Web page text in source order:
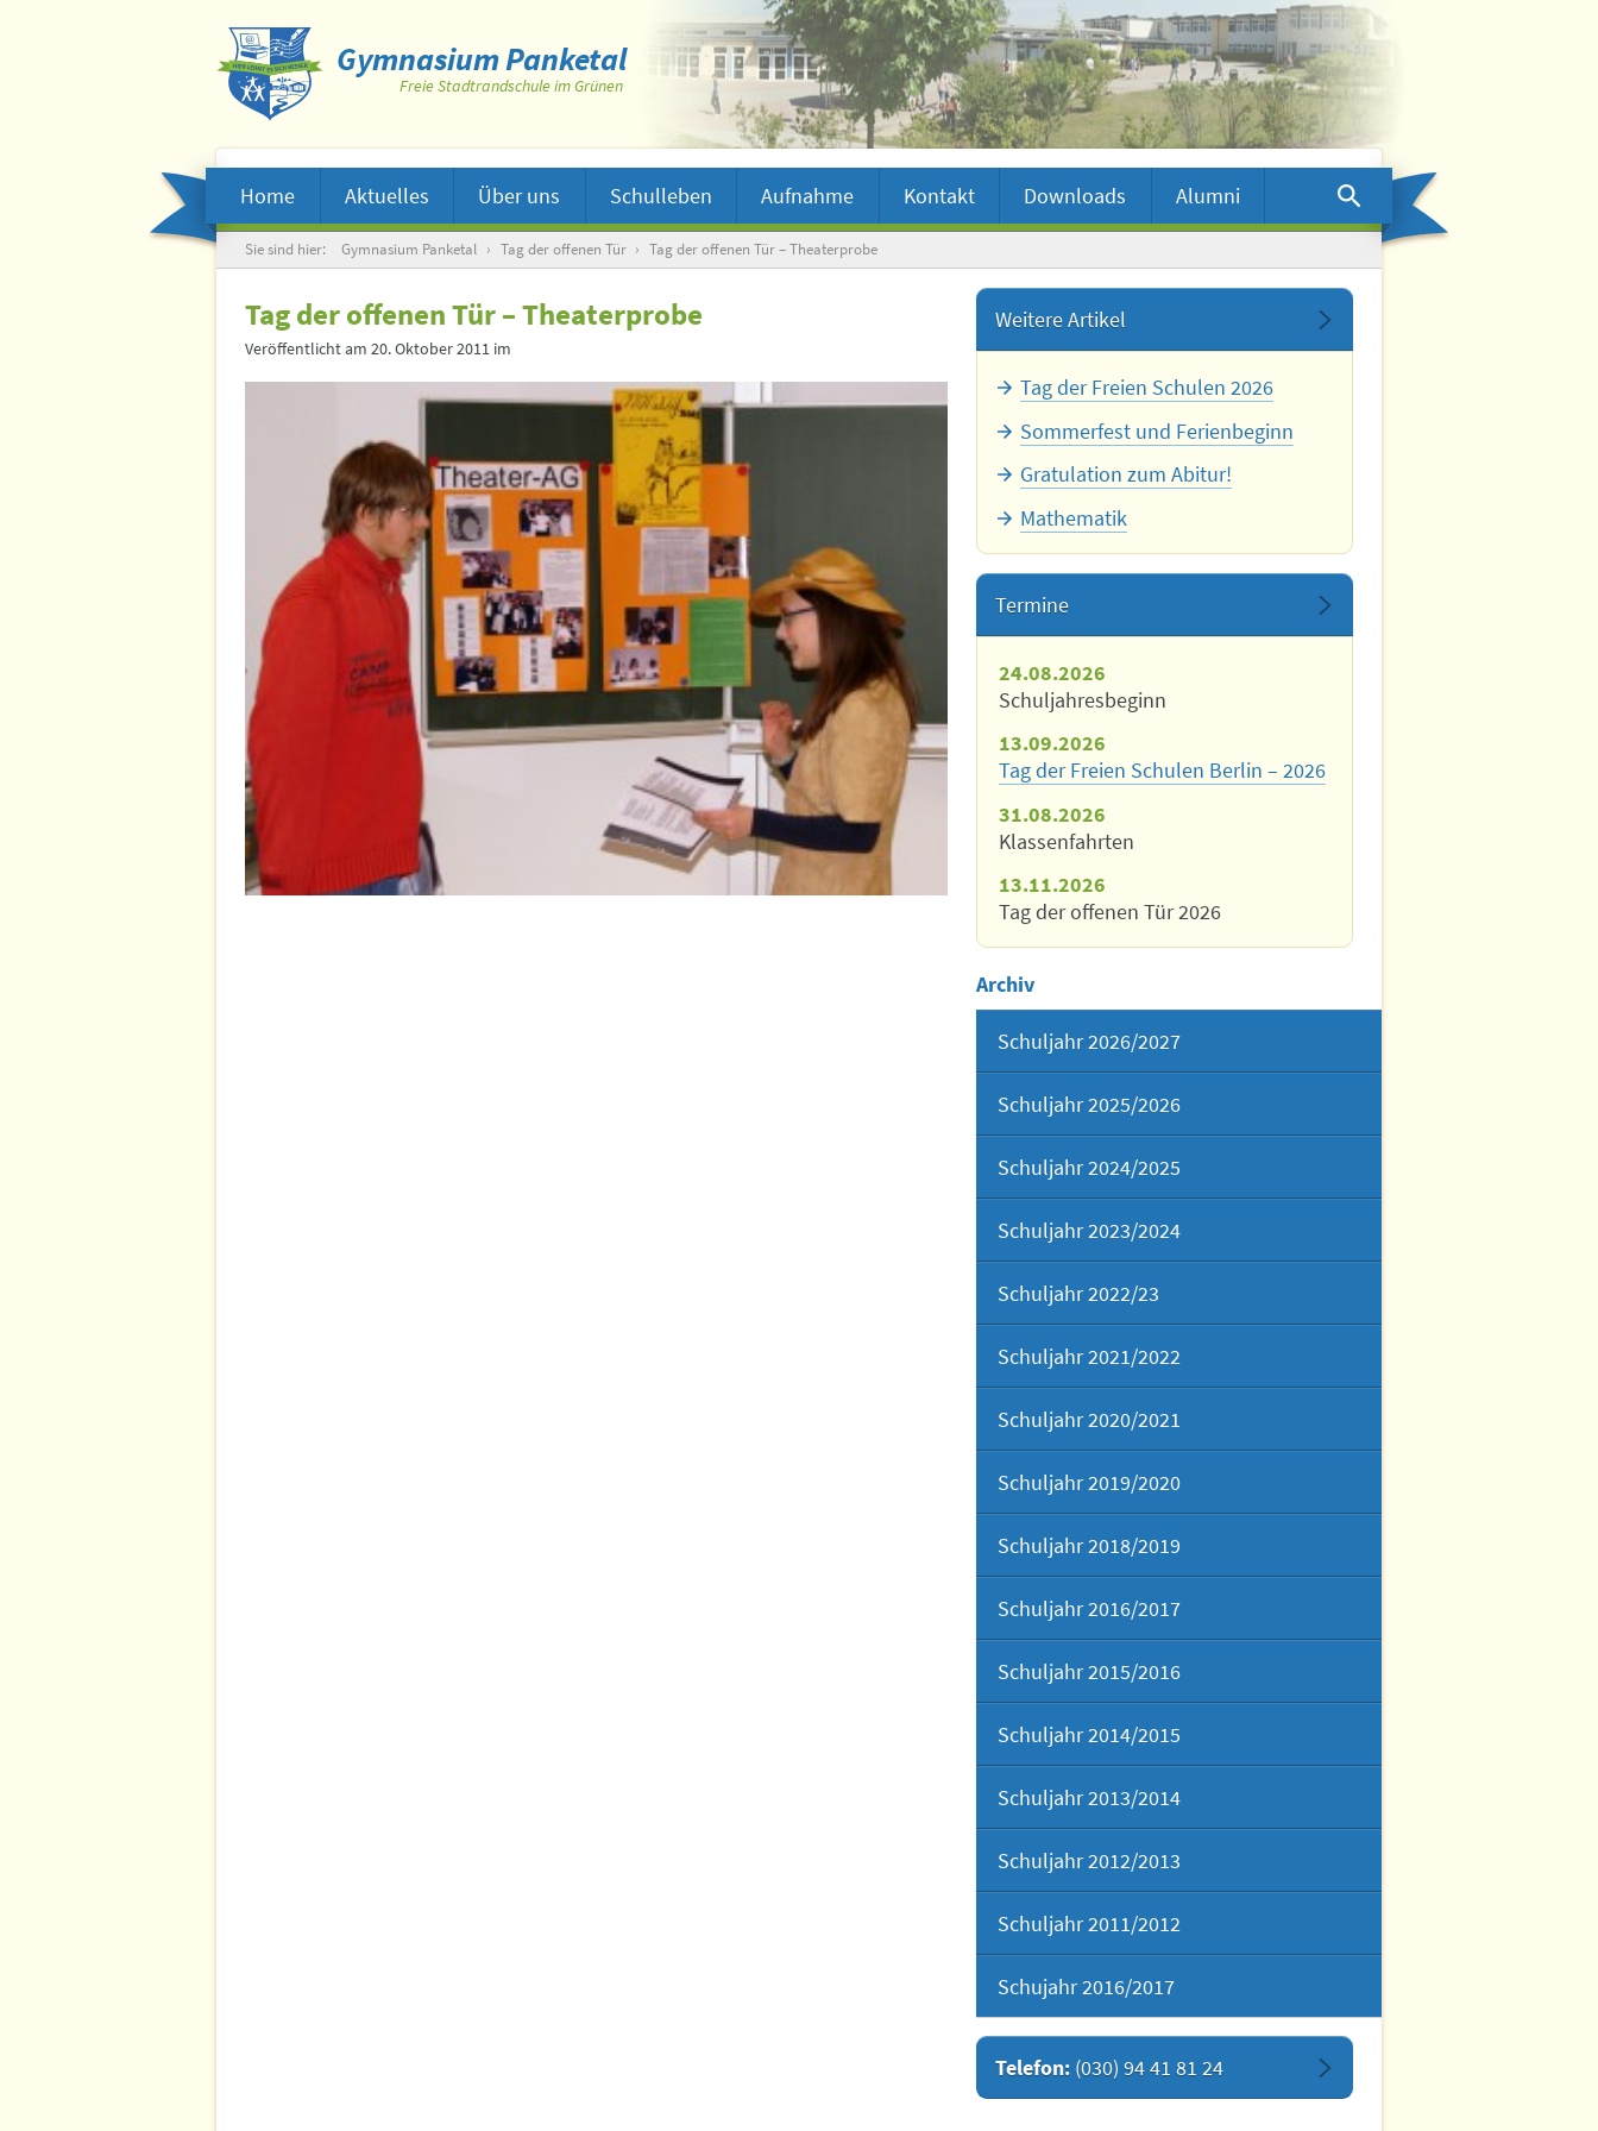
Gymnasium Panketal
Freie Stadtrandschule im Grünen
Home Aktuelles Über uns Schulleben Aufnahme Kontakt Downloads
Alumni
Suche
Sie sind hier: Gymnasium Panketal › Tag der offenen Tür › Tag der offenen Tür – Theaterprobe
Tag der offenen Tür – Theaterprobe
Veröffentlicht am 20. Oktober 2011 im
Weitere Artikel
Tag der Freien Schulen 2026
Sommerfest und Ferienbeginn
Gratulation zum Abitur!
Mathematik
Termine
24.08.2026
Schuljahresbeginn
13.09.2026
Tag der Freien Schulen Berlin – 2026
31.08.2026
Klassenfahrten
13.11.2026
Tag der offenen Tür 2026
Archiv
Schuljahr 2026/2027
Schuljahr 2025/2026
Schuljahr 2024/2025
Schuljahr 2023/2024
Schuljahr 2022/23
Schuljahr 2021/2022
Schuljahr 2020/2021
Schuljahr 2019/2020
Schuljahr 2018/2019
Schuljahr 2016/2017
Schuljahr 2015/2016
Schuljahr 2014/2015
Schuljahr 2013/2014
Schuljahr 2012/2013
Schuljahr 2011/2012
Schujahr 2016/2017
Telefon: (030) 94 41 81 24